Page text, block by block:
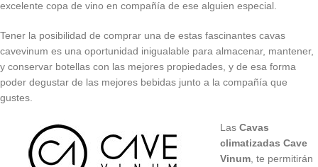
excelente copa de vino en compañía de ese alguien especial.
Tener la posibilidad de comprar una de estas fascinantes cavas
cavevinum es una oportunidad inigualable para almacenar, mantener,
y conservar botellas con las mejores propiedades, y de esa forma
poder degustar de las mejores bebidas junto a la compañía que
gustes.
Las Cavas
climatizadas Cave
Vinum , te permitirán